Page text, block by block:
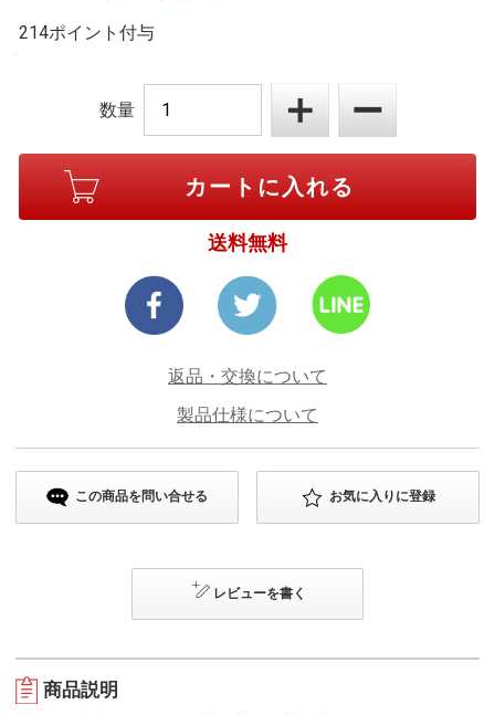
214ポイント付与
数量
送料無料
返品・交換について
製品仕様について
この商品を問い合せる お気に入りに登録
レビューを書く
商品説明